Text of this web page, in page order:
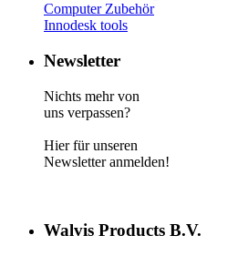
Computer Zubehör
Innodesk tools
Newsletter
Nichts mehr von
uns verpassen?
Hier für unseren
Newsletter anmelden!
Walvis Products B.V.